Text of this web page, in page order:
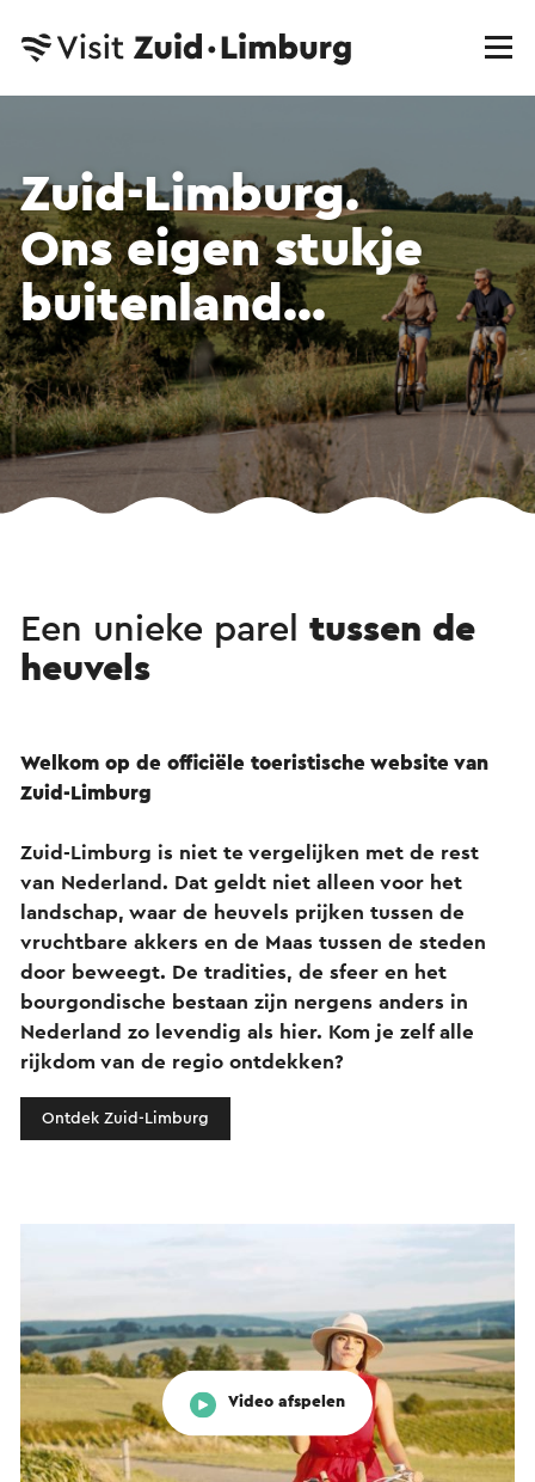
Zuid-Limburg.
Ons eigen stukje
buitenland...
Een unieke parel tussen de
heuvels
Welkom op de officiële toeristische website van
Zuid-Limburg
Zuid-Limburg is niet te vergelijken met de rest
van Nederland. Dat geldt niet alleen voor het
landschap, waar de heuvels prijken tussen de
vruchtbare akkers en de Maas tussen de steden
door beweegt. De tradities, de sfeer en het
bourgondische bestaan zijn nergens anders in
Nederland zo levendig als hier. Kom je zelf alle
rijkdom van de regio ontdekken?
Ontdek Zuid-Limburg
Video afspelen